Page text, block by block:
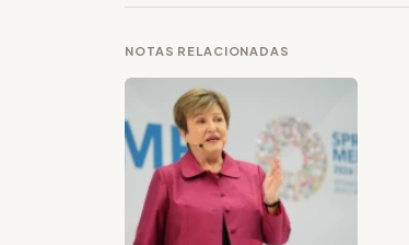
NOTAS RELACIONADAS